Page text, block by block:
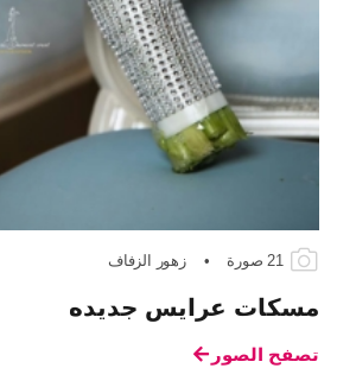
21 صورة • زهور الزفاف
مسكات عرايس جديده
تصفح الصور